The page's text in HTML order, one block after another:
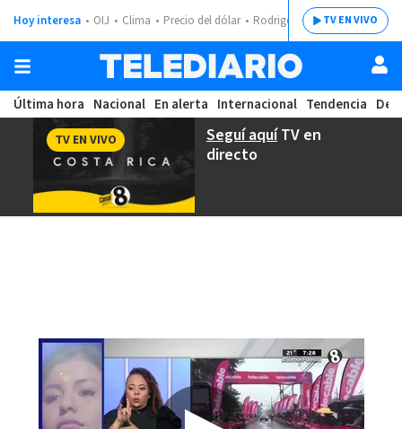
Hoy interesa OIJ Clima Precio del dólar Rodrigo ChavesTV EN VIVO
Última hora Nacional En alerta Internacional Tendencia
Seguí aquíTV en
directo
TV EN VIVO